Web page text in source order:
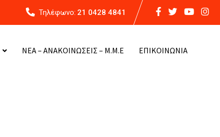
Τηλέφωνο: 21 0428 4841
ΝΕΑ – ΑΝΑΚΟΙΝΩΣΕΙΣ – Μ.Μ.Ε ΕΠΙΚΟΙΝΩΝΙΑ